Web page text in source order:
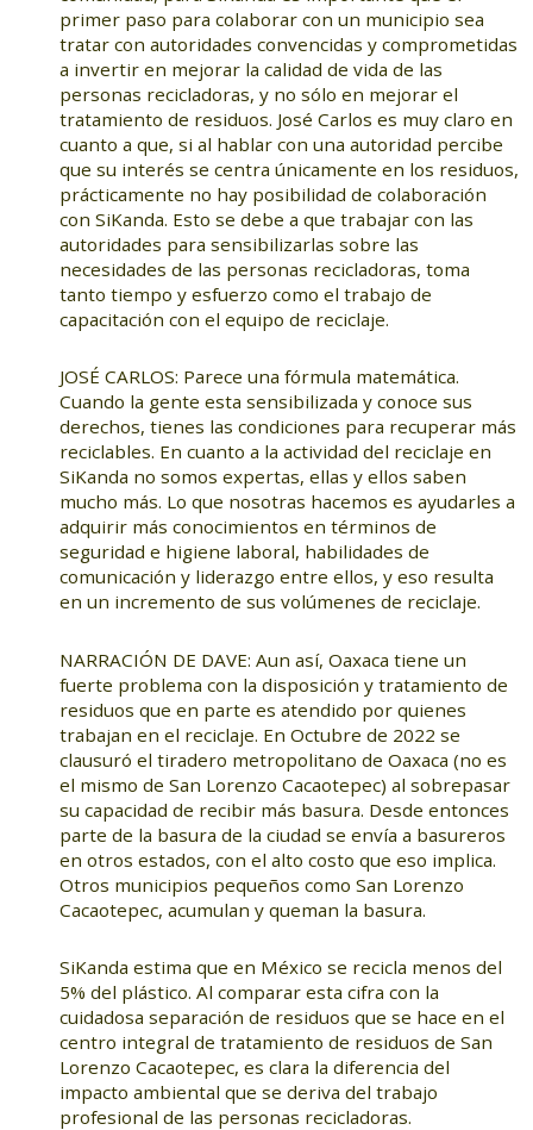
primer paso para colaborar con un municipio sea
tratar con autoridades convencidas y comprometidas
a invertir en mejorar la calidad de vida de las
personas recicladoras, y no sólo en mejorar el
tratamiento de residuos. José Carlos es muy claro en
cuanto a que, si al hablar con una autoridad percibe
que su interés se centra únicamente en los residuos,
prácticamente no hay posibilidad de colaboración
con SiKanda. Esto se debe a que trabajar con las
autoridades para sensibilizarlas sobre las
necesidades de las personas recicladoras, toma
tanto tiempo y esfuerzo como el trabajo de
capacitación con el equipo de reciclaje.
JOSÉ CARLOS: Parece una fórmula matemática.
Cuando la gente esta sensibilizada y conoce sus
derechos, tienes las condiciones para recuperar más
reciclables. En cuanto a la actividad del reciclaje en
SiKanda no somos expertas, ellas y ellos saben
mucho más. Lo que nosotras hacemos es ayudarles a
adquirir más conocimientos en términos de
seguridad e higiene laboral, habilidades de
comunicación y liderazgo entre ellos, y eso resulta
en un incremento de sus volúmenes de reciclaje.
NARRACIÓN DE DAVE: Aun así, Oaxaca tiene un
fuerte problema con la disposición y tratamiento de
residuos que en parte es atendido por quienes
trabajan en el reciclaje. En Octubre de 2022 se
clausuró el tiradero metropolitano de Oaxaca (no es
el mismo de San Lorenzo Cacaotepec) al sobrepasar
su capacidad de recibir más basura. Desde entonces
parte de la basura de la ciudad se envía a basureros
en otros estados, con el alto costo que eso implica.
Otros municipios pequeños como San Lorenzo
Cacaotepec, acumulan y queman la basura.
SiKanda estima que en México se recicla menos del
5% del plástico. Al comparar esta cifra con la
cuidadosa separación de residuos que se hace en el
centro integral de tratamiento de residuos de San
Lorenzo Cacaotepec, es clara la diferencia del
impacto ambiental que se deriva del trabajo
profesional de las personas recicladoras.